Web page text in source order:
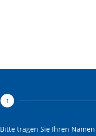
1
Bitte tragen Sie Ihren